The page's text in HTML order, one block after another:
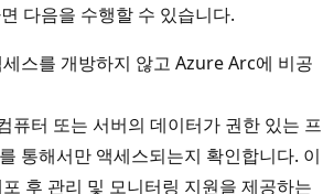
다음을 수행할 수 있습니다.
스를 개방하지 않고 Azure Arc에 비공
퓨터 또는 서버의 데이터가 권한 있는 프
통해서만 액세스되는지 확인합니다. 이
후 관리 및 모니터링 지원을 제공하는